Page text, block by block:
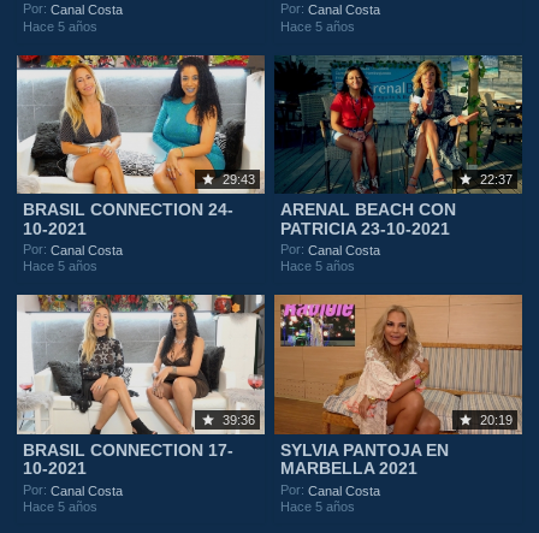
Por:Canal Costa
Hace 5 años
Por:Canal Costa
Hace 5 años
29:43
BRASIL CONNECTION 24-
10-2021
Por:Canal Costa
Hace 5 años
22:37
ARENAL BEACH CON
PATRICIA 23-10-2021
Por:Canal Costa
Hace 5 años
39:36
BRASIL CONNECTION 17-
10-2021
Por:Canal Costa
Hace 5 años
20:19
SYLVIA PANTOJA EN
MARBELLA 2021
Por:Canal Costa
Hace 5 años